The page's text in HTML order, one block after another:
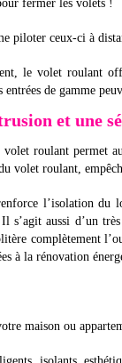
fermer les volets !
piloter ceux-ci à
le volet roulant
de gamme
et une
roulant permet
volet roulant,
l’isolation du
Il s’agit aussi d’un
complètement
à la rénovation
maison ou